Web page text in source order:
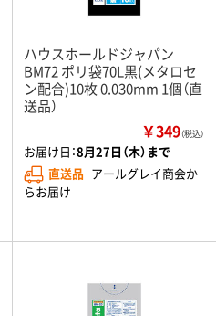
ハウスホールドジャパン
BM72 ポリ袋70L黒(メタロセ
ン配合)10枚 0.030mm 1個（直
送品）
￥349（税込）
お届け日：8月27日（木）まで
直送品 アールグレイ商会か
らお届け